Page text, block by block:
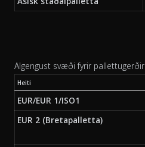
Algengust svæði fyrir pallettugerðir
Heiti
EUR/EUR 1/ISO1
EUR 2 (Bretapalletta)